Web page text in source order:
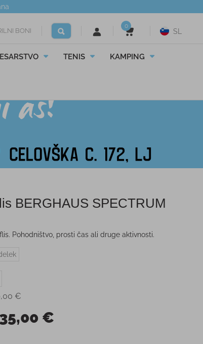
BONI
0
SL
TENIS KAMPING
BERGHAUS SPECTRUM
Pohodništvo, prosti čas ali druge aktivnosti.
€
35,00 €